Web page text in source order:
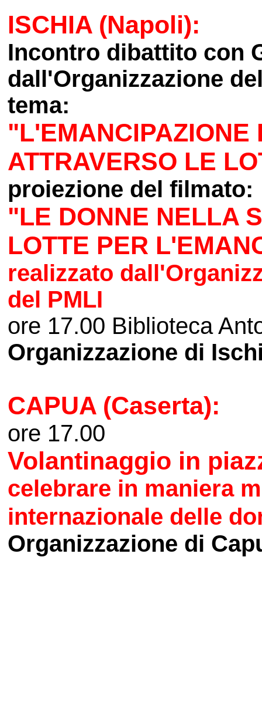
ISCHIA (Napoli):
Incontro dibattito con
dall'Organizzazione
tema:
"L'EMANCIPAZIONE
ATTRAVERSO LE
proiezione del filmato:
"LE DONNE NELLA
LOTTE PER
realizzato
del PMLI
ore 17.00 Biblioteca
Organizzazione di
CAPUA (Caserta):
ore 17.00
Volantinaggio in
celebrare in maniera
internazionale delle
Organizzazione di